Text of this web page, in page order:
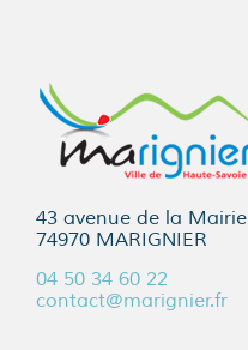
43 avenue de la Mairie
74970 MARIGNIER
04 50 34 60 22
contact@marignier.fr